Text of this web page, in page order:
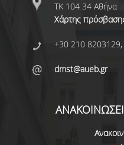
ΠΡΟΣΩΠΙΚΟ
ΕΠΙΤΙΜΟΙ
ΜΕΛΗ Ε.ΔΙ.Π.
ΜΕΛΗ Ε.Τ.Ε.Π.
ΤΚ 104 34 Αθήνα
Χάρτης
+30 210
dmst@aueb.gr